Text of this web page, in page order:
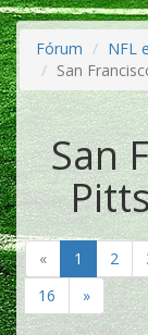
Fórum
NFL
San
San
« 1 2
16
»